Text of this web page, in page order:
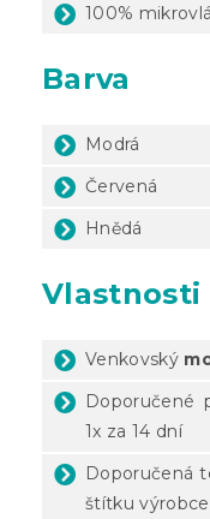
100%
Barva
Modrá
Červená
Hnědá
Vlastnosti
Venkovský
Doporučené
1x za 14 dní
Doporučená
štítku